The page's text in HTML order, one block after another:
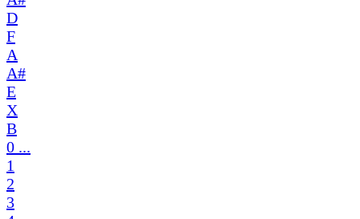
D
F
A
A#
E
X
B
0 ...
1
2
3